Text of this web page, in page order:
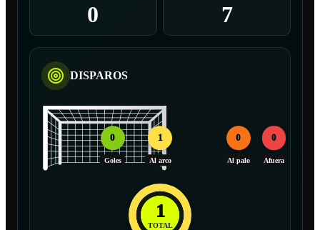
0 7
DISPAROS
0
Goles
1
Al arco
0
Al palo
0
Afuera
1
TOTAL